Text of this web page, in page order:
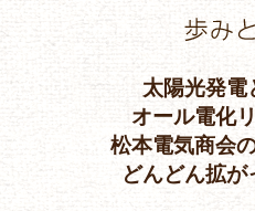
太陽光発電
オール電化
松本電気商会
どんどん拡が